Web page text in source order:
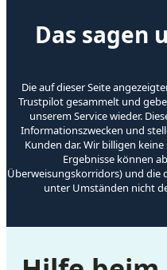
Das sagen
Die auf dieser Seite
Trustpilot gesammelt und
unserem Service wieder.
Informationszwecken und
Kunden dar. Wir billigen
Ergebnisse können
Überweisungskorridors) und die
unter Umständen nicht